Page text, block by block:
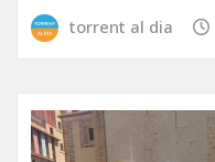
torrent al dia